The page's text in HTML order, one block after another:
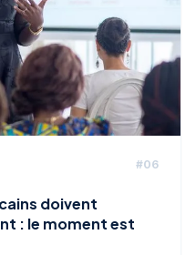
#06
doivent
: le moment est